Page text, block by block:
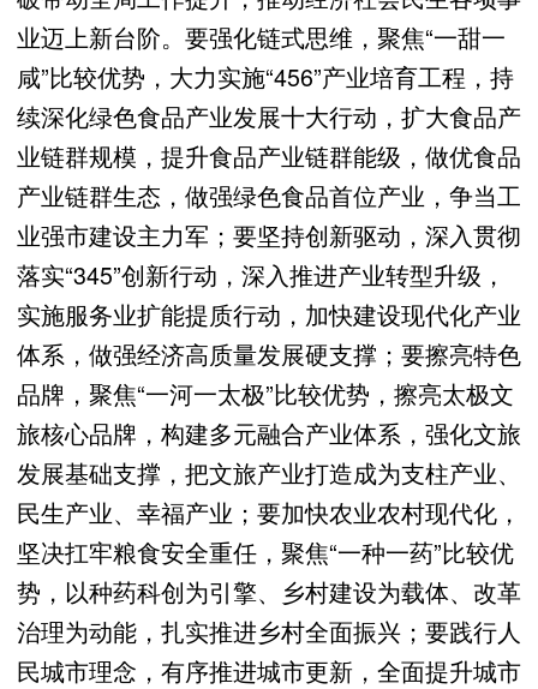
业迈上新台阶。要强化链式思维，聚焦“一甜一
咸”比较优势，大力实施“456”产业培育工程，持
续深化绿色食品产业发展十大行动，扩大食品产
业链群规模，提升食品产业链群能级，做优食品
产业链群生态，做强绿色食品首位产业，争当工
业强市建设主力军；要坚持创新驱动，深入贯彻
落实“345”创新行动，深入推进产业转型升级，
实施‌服务业扩能提质行动，加快建设现代化产业
体系，做强经济高质量发展硬支撑；要擦亮特色
品牌，聚焦“一河一太极”比较优势，擦亮太极文
旅核心品牌，构建多元融合产业体系，强化文旅
发展基础支撑，把文旅产业打造成为支柱产业、
民生产业、幸福产业；要加快农业农村现代化，
坚决扛牢粮食安全重任，聚焦“一种一药”比较优
势，以种药科创为引擎、乡村建设为载体、改革
治理为动能，扎实推进乡村全面振兴；要践行人
民城市理念，有序推进城市更新，全面提升城市